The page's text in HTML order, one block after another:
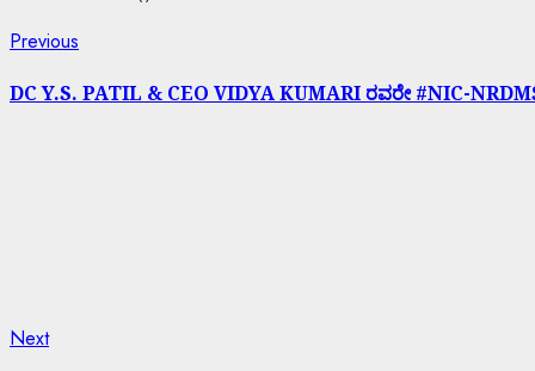
Previous
DC Y.S. PATIL & CEO VIDYA KUMARI ರವರೇ #NIC-
Next